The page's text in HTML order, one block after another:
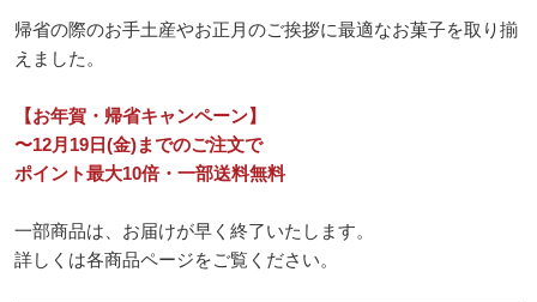
帰省の際のお手土産やお正月のご挨拶に最適なお菓子を取り揃
えました。
【お年賀・帰省キャンペーン】
〜12月19日(金)までのご注文で
ポイント最大10倍・一部送料無料
一部商品は、お届けが早く終了いたします。
詳しくは各商品ページをご覧ください。